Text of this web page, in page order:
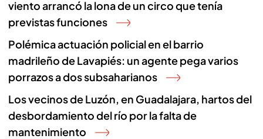
viento arrancó la lona de un circo que tenía
previstas funciones
Polémica actuación policial en el barrio
madrileño de Lavapiés: un agente pega varios
porrazos a dos subsaharianos
Los vecinos de Luzón, en Guadalajara, hartos del
desbordamiento del río por la falta de
mantenimiento